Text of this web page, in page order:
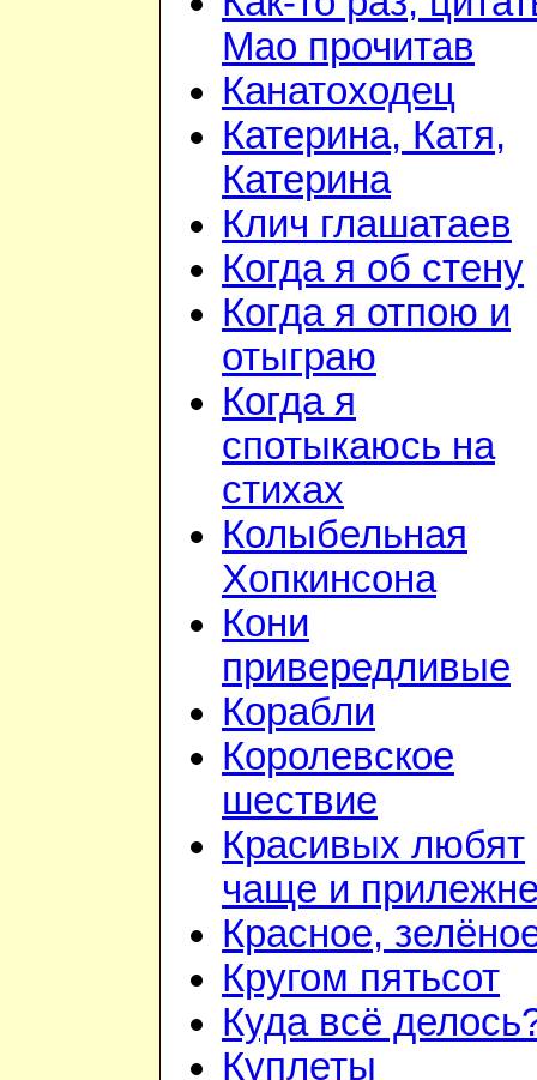
Мао прочитав
Канатоходец
Катерина, Катя,
Катерина
Клич глашатаев
Когда я об стену
Когда я отпою и
отыграю
Когда я
спотыкаюсь на
стихах
Колыбельная
Хопкинсона
Кони
привередливые
Корабли
Королевское
шествие
Красивых любят
чаще и
Красное,
Кругом пятьсот
Куда всё
Куплеты